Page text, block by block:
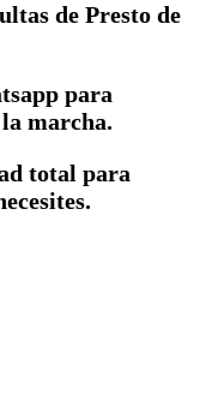
de Presto de
para
marcha.
total para